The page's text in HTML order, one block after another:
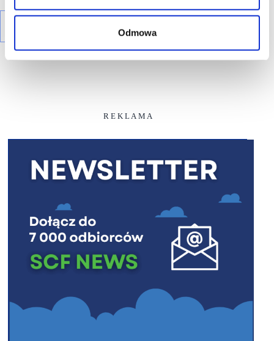
Odmowa
R E K L A M A